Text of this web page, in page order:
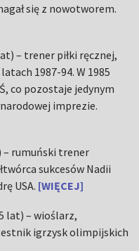
się z nowotworem.
– trener piłki ręcznej,
1987-94. W 1985
co pozostaje jedynym
imprezie.
– rumuński trener
sukcesów Nadii
USA. [WIĘCEJ]
lat) – wioślarz,
igrzysk olimpijskich